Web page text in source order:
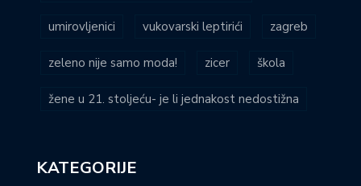
umirovljenici vukovarski leptirići zagreb
zeleno nije samo moda! zicer škola
žene u 21. stoljeću- je li jednakost nedostižna
KATEGORIJE